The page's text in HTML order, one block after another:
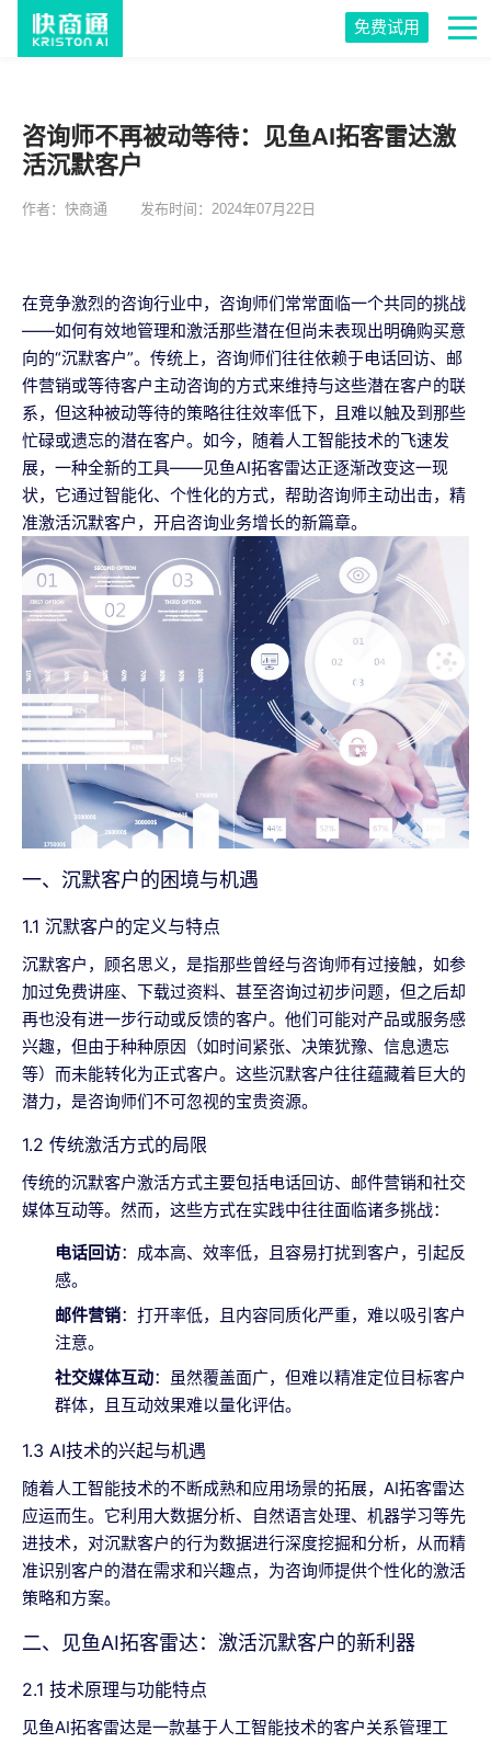
免费试用
咨询师不再被动等待：见鱼AI拓客雷达激
活沉默客户
作者：快商通 发布时间：2024年07月22日
在竞争激烈的咨询行业中，咨询师们常常面临一个共同的挑战
——如何有效地管理和激活那些潜在但尚未表现出明确购买意
向的“沉默客户”。传统上，咨询师们往往依赖于电话回访、邮
件营销或等待客户主动咨询的方式来维持与这些潜在客户的联
系，但这种被动等待的策略往往效率低下，且难以触及到那些
忙碌或遗忘的潜在客户。如今，随着人工智能技术的飞速发
展，一种全新的工具——见鱼AI拓客雷达正逐渐改变这一现
状，它通过智能化、个性化的方式，帮助咨询师主动出击，精
准激活沉默客户，开启咨询业务增长的新篇章。
一、沉默客户的困境与机遇
1.1 沉默客户的定义与特点
沉默客户，顾名思义，是指那些曾经与咨询师有过接触，如参
加过免费讲座、下载过资料、甚至咨询过初步问题，但之后却
再也没有进一步行动或反馈的客户。他们可能对产品或服务感
兴趣，但由于种种原因（如时间紧张、决策犹豫、信息遗忘
等）而未能转化为正式客户。这些沉默客户往往蕴藏着巨大的
潜力，是咨询师们不可忽视的宝贵资源。
1.2 传统激活方式的局限
传统的沉默客户激活方式主要包括电话回访、邮件营销和社交
媒体互动等。然而，这些方式在实践中往往面临诸多挑战：
电话回访：成本高、效率低，且容易打扰到客户，引起反
感。
邮件营销：打开率低，且内容同质化严重，难以吸引客户
注意。
社交媒体互动：虽然覆盖面广，但难以精准定位目标客户
群体，且互动效果难以量化评估。
1.3 AI技术的兴起与机遇
随着人工智能技术的不断成熟和应用场景的拓展，AI拓客雷达
应运而生。它利用大数据分析、自然语言处理、机器学习等先
进技术，对沉默客户的行为数据进行深度挖掘和分析，从而精
准识别客户的潜在需求和兴趣点，为咨询师提供个性化的激活
策略和方案。
二、见鱼AI拓客雷达：激活沉默客户的新利器
2.1 技术原理与功能特点
见鱼AI拓客雷达是一款基于人工智能技术的客户关系管理工